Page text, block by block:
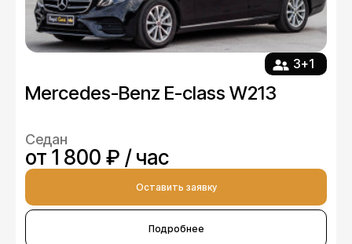
3+1
Mercedes-Benz E-class W213
Седан
от 1 800 ₽ / час
Оставить заявку
Подробнее